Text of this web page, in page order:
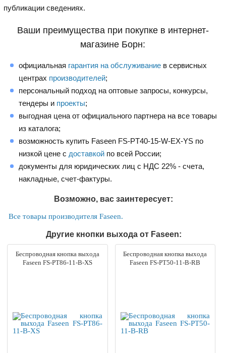
публикации сведениях.
Ваши преимущества при покупке в интернет-
магазине Борн:
официальная гарантия на обслуживание в сервисных
центрах производителей;
персональный подход на оптовые запросы, конкурсы,
тендеры и проекты;
выгодная цена от официального партнера на все товары
из каталога;
возможность купить Faseen FS-PT40-15-W-EX-YS по
низкой цене с доставкой по всей России;
документы для юридических лиц с НДС 22% - счета,
накладные, счет-фактуры.
Возможно, вас заинтересует:
Все товары производителя Faseen.
Другие кнопки выхода от Faseen:
Беспроводная кнопка выхода
Faseen FS-PT86-11-B-XS
Беспроводная кнопка выхода
Faseen FS-PT50-11-B-RB